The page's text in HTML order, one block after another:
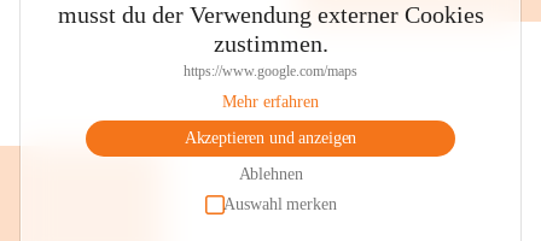
musst du der Verwendung externer Cookies
zustimmen.
https://www.google.com/maps
Mehr erfahren
Akzeptieren und anzeigen
Ablehnen
Auswahl merken